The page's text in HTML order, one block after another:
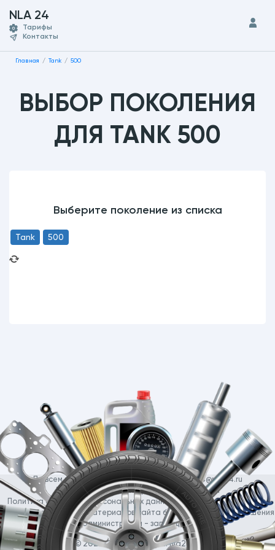
NLA 24
Тарифы
Контакты
Главная Tank 500
ВЫБОР ПОКОЛЕНИЯ
ДЛЯ TANK 500
Выберите поколение из списка
Tank 500
По всем вопросам обращайтесь на почту:24@nla24.ru
Публичная оферта https://nla24.ru/oferta
Политика обработки персональных данных https://nla24.ru/privacy
Использование любых материалов сайта без письменного разрешения
администрации - запрещено
© 2023-2026 Copyright:nla24.ru